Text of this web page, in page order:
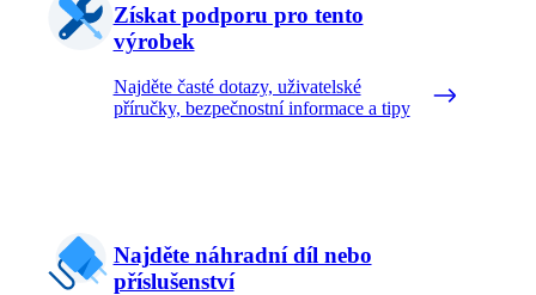
Získat podporu pro tento
výrobek
Najděte časté dotazy, uživatelské
příručky, bezpečnostní informace a tipy
Najděte náhradní díl nebo
příslušenství